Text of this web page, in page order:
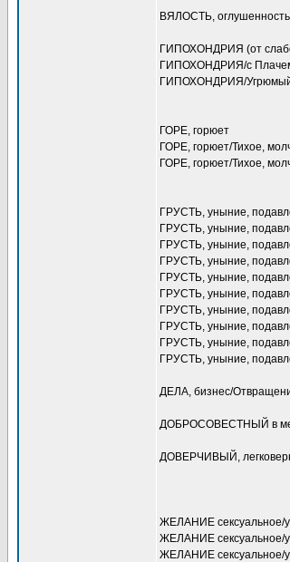
ВЯЛОСТЬ,
ГИПОХОНДРИЯ (от
ГИПОХОНДРИЯ/с
ГИПОХОНДРИЯ/
ГОРЕ, горюет
ГОРЕ, горюет/Тихое,
ГОРЕ, горюет/Тихое,
ГРУСТЬ, уныние,
ГРУСТЬ, уныние,
ГРУСТЬ, уныние,
ГРУСТЬ, уныние,
ГРУСТЬ, уныние,
ГРУСТЬ, уныние,
ГРУСТЬ, уныние,
ГРУСТЬ, уныние,
ГРУСТЬ, уныние,
ГРУСТЬ, уныние,
ДЕЛА, бизнес/
ДОБРОСОВЕСТНЫЙ в
ДОВЕРЧИВЫЙ,
ЖЕЛАНИЕ сексуальное/
ЖЕЛАНИЕ сексуальное/
ЖЕЛАНИЕ